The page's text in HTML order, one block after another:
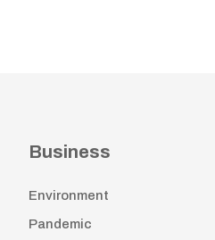
Business
Environment
Pandemic